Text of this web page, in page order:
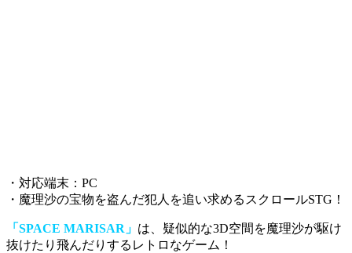
・対応端末：PC
・魔理沙の宝物を盗んだ犯人を追い求めるスクロールSTG！
「SPACE MARISAR」 は、疑似的な3D空間を魔理沙が駆け
抜けたり飛んだりするレトロなゲーム！